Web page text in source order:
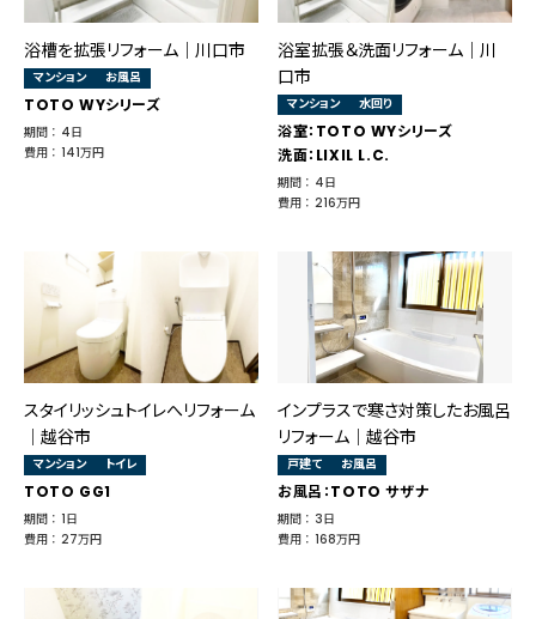
浴槽を拡張リフォーム｜川口市
マンション お風呂
TOTO WYシリーズ
期間 ： 4日
費用 ： 141万円
浴室拡張＆洗面リフォーム｜川
口市
マンション 水回り
浴室：TOTO WYシリーズ
洗面：LIXIL L.C.
期間 ： 4日
費用 ： 216万円
スタイリッシュトイレへリフォーム
│越谷市
マンション トイレ
TOTO GG1
期間 ： 1日
費用 ： 27万円
インプラスで寒さ対策したお風呂
リフォーム｜越谷市
戸建て お風呂
お風呂：TOTO サザナ
期間 ： 3日
費用 ： 168万円